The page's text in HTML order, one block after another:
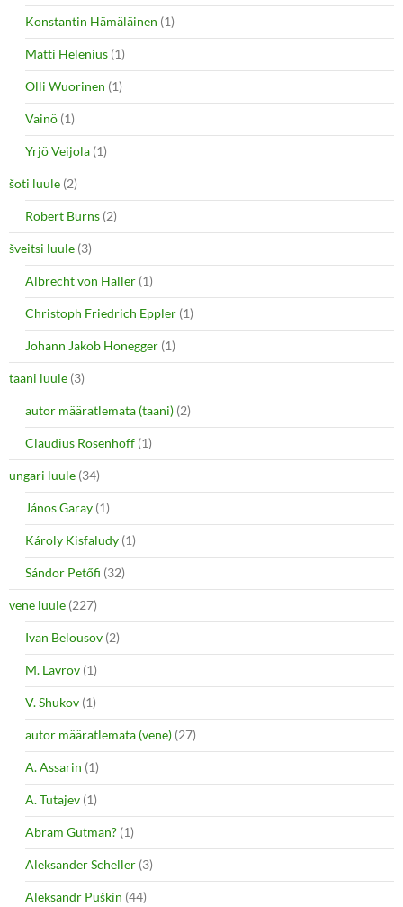
Konstantin Hämäläinen (1)
Matti Helenius (1)
Olli Wuorinen (1)
Vainö (1)
Yrjö Veijola (1)
šoti luule (2)
Robert Burns (2)
šveitsi luule (3)
Albrecht von Haller (1)
Christoph Friedrich Eppler (1)
Johann Jakob Honegger (1)
taani luule (3)
autor määratlemata (taani) (2)
Claudius Rosenhoff (1)
ungari luule (34)
János Garay (1)
Károly Kisfaludy (1)
Sándor Petőfi (32)
vene luule (227)
Ivan Belousov (2)
M. Lavrov (1)
V. Shukov (1)
autor määratlemata (vene) (27)
A. Assarin (1)
A. Tutajev (1)
Abram Gutman? (1)
Aleksander Scheller (3)
Aleksandr Puškin (44)